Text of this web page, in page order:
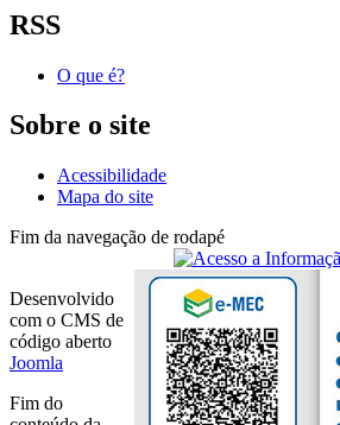
RSS
O que é?
Sobre o site
Acessibilidade
Mapa do site
Fim da navegação de rodapé
Desenvolvido
com o CMS de
código aberto
Joomla
Fim do